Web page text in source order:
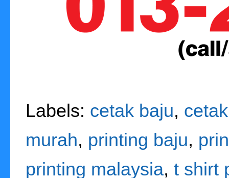
Labels: cetak baju,
murah, printing baju,
printing malaysia, t shirt